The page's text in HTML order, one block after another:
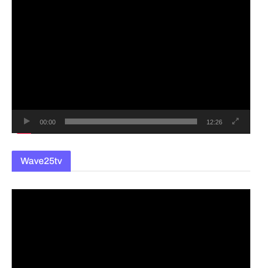
00:00 12:26
Wave25tv